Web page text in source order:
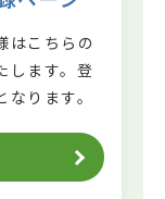
はこちらの
ます。 登
ります。